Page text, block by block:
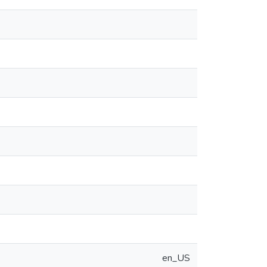
en_US